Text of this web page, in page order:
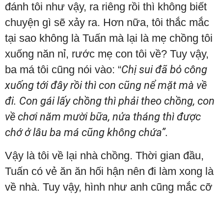
đánh tôi như vậy, ra riêng rồi thì không biết
chuyện gì sẽ xảy ra. Hơn nữa, tôi thắc mắc
tại sao không là Tuấn mà lại là mẹ chồng tôi
xuống năn nỉ, rước mẹ con tôi về? Tuy vậy,
ba má tôi cũng nói vào: “Chị sui đã bỏ công
xuống tới đây rồi thì con cũng nể mặt mà về
đi. Con gái lấy chồng thì phải theo chồng, con
về chơi năm mười bữa, nửa tháng thì được
chớ ở lâu ba má cũng không chứa”.
Vậy là tôi về lại nhà chồng. Thời gian đầu,
Tuấn có vẻ ăn ăn hối hận nên đi làm xong là
về nhà. Tuy vậy, hình như anh cũng mắc cỡ